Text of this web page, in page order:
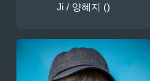
Ji / 양혜지 ()